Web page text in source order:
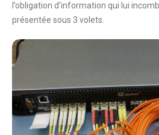
l’obligation d’information qui lui
présentée sous 3 volets.